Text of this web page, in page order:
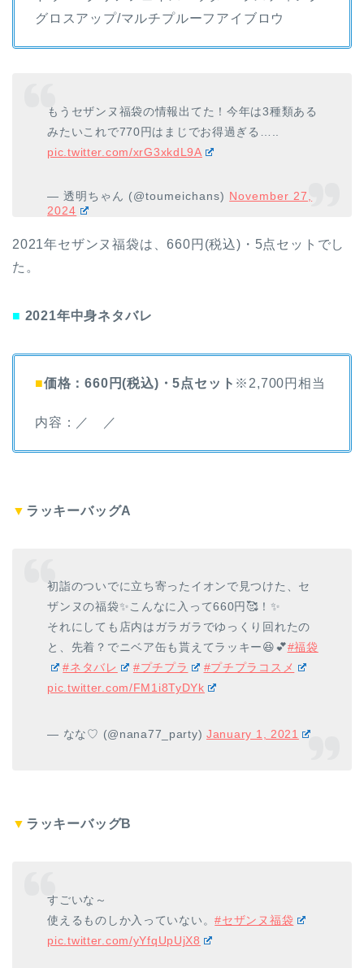
グロスアップ/マルチプルーフアイブロウ
もうセザンヌ福袋の情報出てた！今年は3種類ある
みたいこれで770円はまじでお得過ぎる…..
pic.twitter.com/xrG3xkdL9A
— 透明ちゃん (@toumeichans) November 27,
2024
2021年セザンヌ福袋は、660円(税込)・5点セットでし
た。
■ 2021年中身ネタバレ
■価格：660円(税込)・5点セット ※2,700円相当
内容：／ ／
▼ ラッキーバッグA
初詣のついでに立ち寄ったイオンで見つけた、セ
ザンヌの福袋✨こんなに入って660円🥰！✨
それにしても店内はガラガラでゆっくり回れたの
と、先着？でニベア缶も貰えてラッキー😆💕#福袋
#ネタバレ
#プチプラ
#プチプラコスメ
pic.twitter.com/FM1i8TyDYk
— なな♡ (@nana77_party)January 1, 2021
▼ ラッキーバッグB
すごいな～
使えるものしか入っていない。#セザンヌ福袋
pic.twitter.com/yYfqUpUjX8